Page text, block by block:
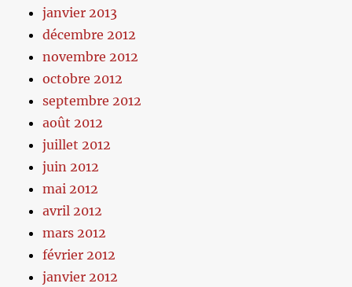
janvier 2013
décembre 2012
novembre 2012
octobre 2012
septembre 2012
août 2012
juillet 2012
juin 2012
mai 2012
avril 2012
mars 2012
février 2012
janvier 2012